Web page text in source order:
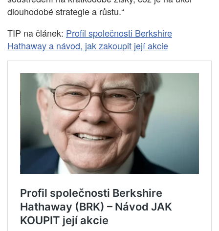
dlouhodobé strategie a růstu.“
TIP na článek: Profil společnosti Berkshire
Hathaway a návod, jak zakoupit její akcie